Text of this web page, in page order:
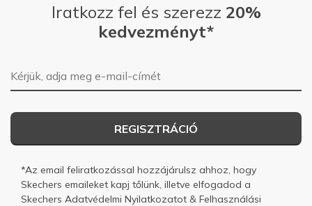
Iratkozz fel és szerezz 20%
kedvezményt*
E-mail-cím
REGISZTRÁCIÓ
*Az email feliratkozással hozzájárulsz ahhoz, hogy
Skechers emaileket kapj tőlünk, illetve elfogadod a
Skechers Adatvédelmi Nyilatkozatot & Felhasználási